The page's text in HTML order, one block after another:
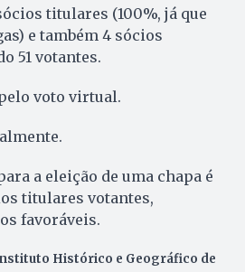
titulares (100%, já que
e também 4 sócios
51 votantes.
voto virtual.
a eleição de uma chapa é
titulares votantes,
favoráveis.
Histórico e Geográfico de